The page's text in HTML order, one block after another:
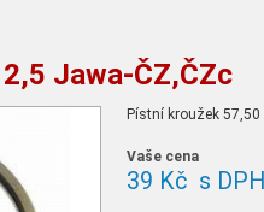
Jawa-ČZ,ČZc
Pístní kroužek
Vaše cena
39 Kč s DPH